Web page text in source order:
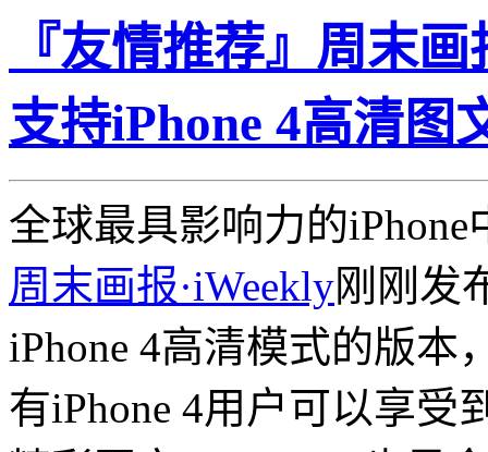
『友情推荐』周末
支持iPhone 4高清图
全球最具影响力的iPhone
周末画报·iWeekly刚刚发
iPhone 4高清模式的版本
有iPhone 4用户可以享受